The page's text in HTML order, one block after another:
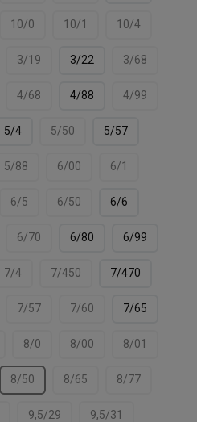
10/0 10/1 10/4
3/19 3/22 3/68
4/68 4/88 4/99
5/4 5/50 5/57
5/88 6/00 6/1
6/5 6/50 6/6
6/70 6/80 6/99
7/4 7/450 7/470
7/57 7/60 7/65
8/0 8/00 8/01
8/50 8/65 8/77
9,5/29 9,5/31